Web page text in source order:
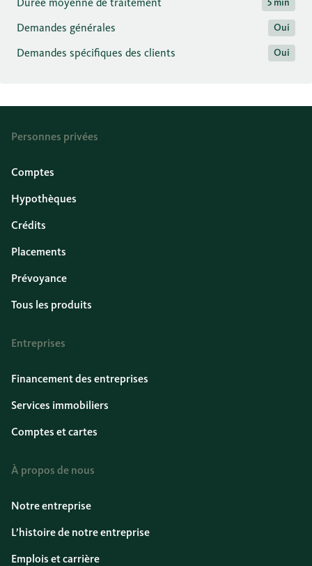
5 min
Demandes générales Oui
Demandes spécifiques des clients Oui
Personnes privées
Comptes
Hypothèques
Crédits
Placements
Prévoyance
Tous les produits
Entreprises
Financement des entreprises
Services immobiliers
Comptes et cartes
À propos de nous
Notre entreprise
L’histoire de notre entreprise
Emplois et carrière